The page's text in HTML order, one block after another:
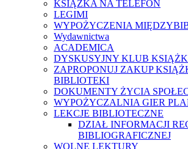
KSIĄŻKA NA TELEFON
LEGIMI
WYPOŻYCZENIA
Wydawnictwa
ACADEMICA
DYSKUSYJNY KLUB
ZAPROPONUJ ZAKUP
BIBLIOTEKI
DOKUMENTY ŻYCIA
WYPOŻYCZALNIA GIER
LEKCJE BIBLIOTECZNE
DZIAŁ INFORMACJI
BIBLIOGRAFICZNEJ
WOLNE LEKTURY